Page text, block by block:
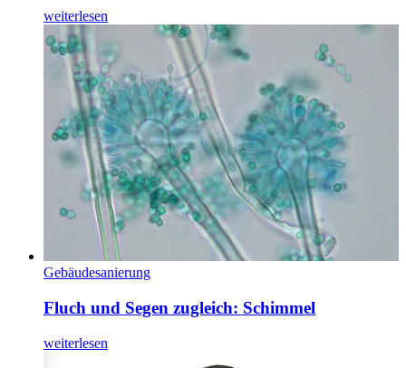
weiterlesen
Gebäudesanierung
Fluch und Segen zugleich: Schimmel
weiterlesen